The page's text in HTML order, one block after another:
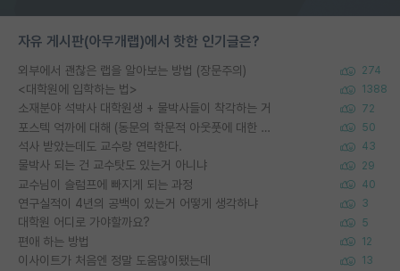
자유 게시판(아무개랩)에서 핫한 인기글은?
외부에서 괜찮은 랩을 알아보는 방법 (장문주의) 274
<대학원에 입학하는 법> 1388
소재분야 석박사 대학원생 + 물박사들이 착각하는 거 72
포스텍 억까에 대해 (동문의 학문적 아웃풋에 대한 반박) 50
석사 받았는데도 교수랑 연락한다. 43
물박사 되는 건 교수탓도 있는거 아니냐 29
교수님이 슬럼프에 빠지게 되는 과정 40
연구실적이 4년의 공백이 있는거 어떻게 생각하냐 3
대학원 어디로 가야할까요? 5
편애 하는 방법 12
이사이트가 처음엔 정말 도움많이됐는데 13